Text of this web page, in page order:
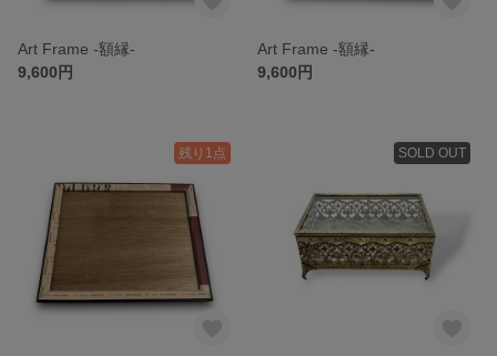
Art Frame -額縁-
9,600円
Art Frame -額縁-
9,600円
残り1点 SOLD OUT